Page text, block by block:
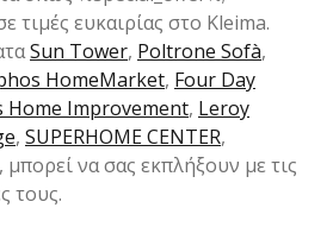
τιμές ευκαιρίας στο Kleima.
Sun Tower, Poltrone Sofà,
HomeMarket, Four Day
Home Improvement, Leroy
, SUPERHOME CENTER,
, μπορεί να σας εκπλήξουν με τις
τους.